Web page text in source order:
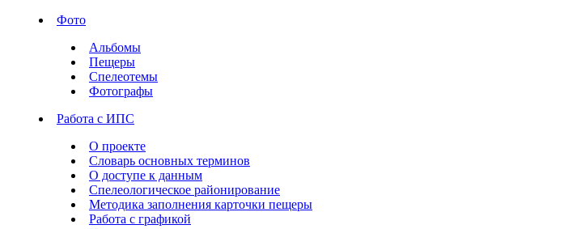
Фото
Альбомы
Пещеры
Спелеотемы
Фотографы
Работа с ИПС
О проекте
Словарь основных терминов
О доступе к данным
Спелеологическое районирование
Методика заполнения карточки пещеры
Работа с графикой